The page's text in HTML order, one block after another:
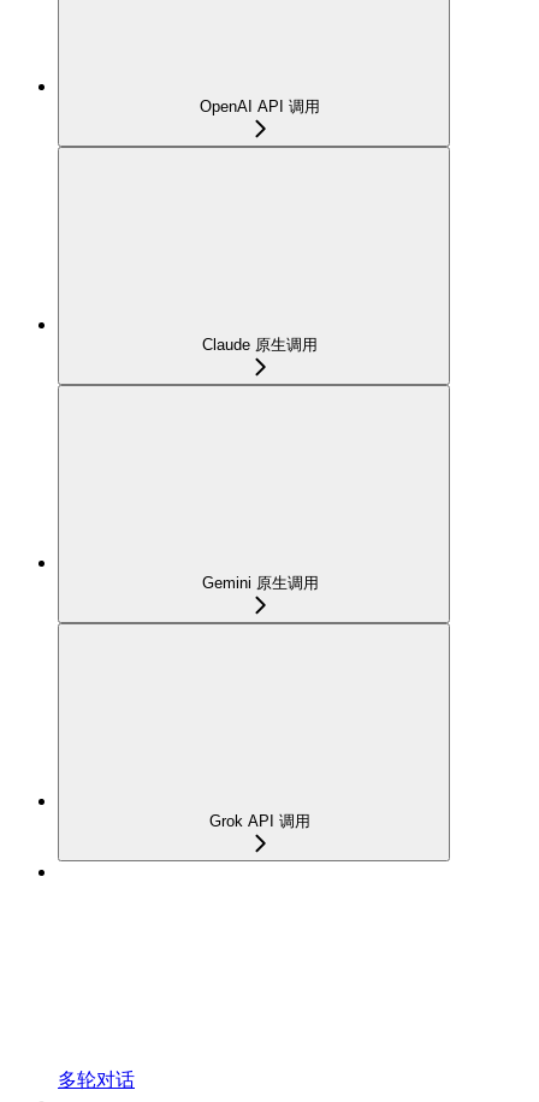
OpenAI API 调用
Claude 原生调用
Gemini 原生调用
Grok API 调用
多轮对话